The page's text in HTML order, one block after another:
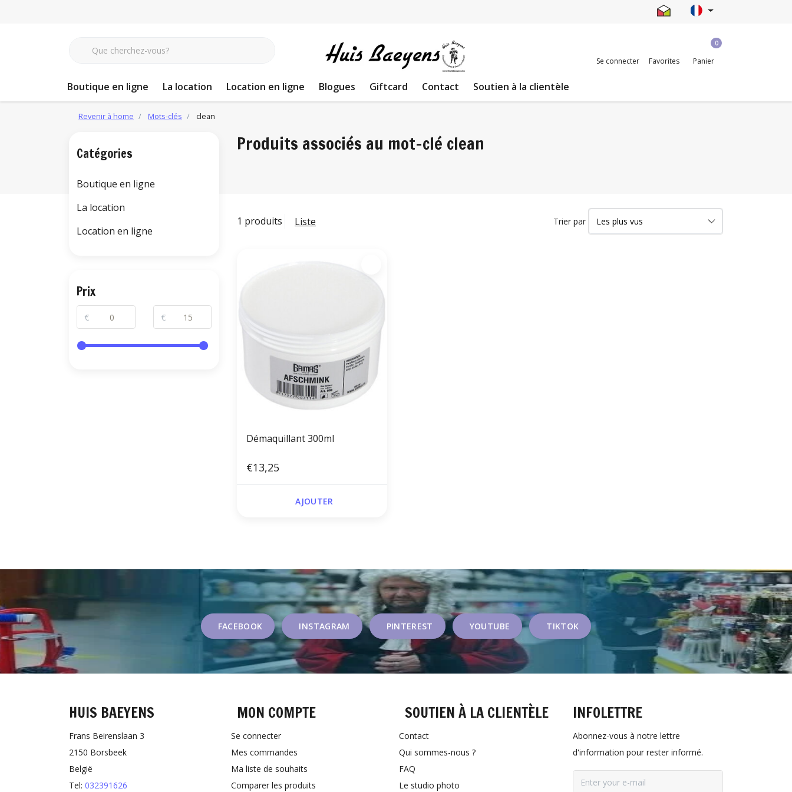
Se connecter Favorites
0
Panier
Boutique en ligne La location Location en ligne Blogues Giftcard Contact Soutien à la clientèle
Revenir à home Mots-clés clean
Produits associés au mot-clé clean
1 produits Liste Trier par
Démaquillant 300ml
€13,25
AJOUTER
Catégories
Boutique en ligne
La location
Location en ligne
Prix
€ €
FACEBOOK INSTAGRAM PINTEREST YOUTUBE TIKTOK
HUIS BAEYENS
Frans Beirenslaan 3
2150 Borsbeek
België
Tel: 032391626
MON COMPTE
Se connecter
Mes commandes
Ma liste de souhaits
Comparer les produits
SOUTIEN À LA CLIENTÈLE
Contact
Qui sommes-nous ?
FAQ
Le studio photo
INFOLETTRE
Abonnez-vous à notre lettre
d'information pour rester informé.